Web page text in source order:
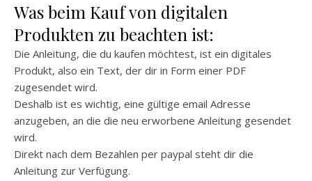
Was beim Kauf von digitalen
Produkten zu beachten ist:
Die Anleitung, die du kaufen möchtest, ist ein digitales
Produkt, also ein Text, der dir in Form einer PDF
zugesendet wird.
Deshalb ist es wichtig, eine gültige email Adresse
anzugeben, an die die neu erworbene Anleitung gesendet
wird.
Direkt nach dem Bezahlen per paypal steht dir die
Anleitung zur Verfügung.